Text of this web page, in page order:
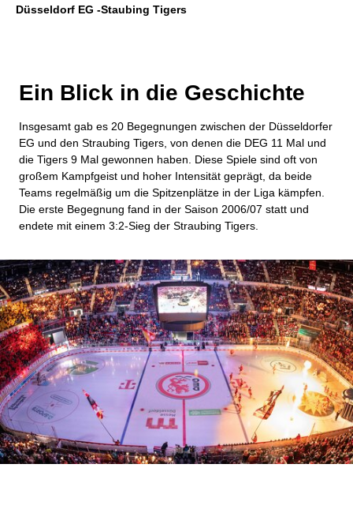
Düsseldorf EG -Staubing Tigers
Ein Blick in die Geschichte
Insgesamt gab es 20 Begegnungen zwischen der Düsseldorfer
EG und den Straubing Tigers, von denen die DEG 11 Mal und
die Tigers 9 Mal gewonnen haben. Diese Spiele sind oft von
großem Kampfgeist und hoher Intensität geprägt, da beide
Teams regelmäßig um die Spitzenplätze in der Liga kämpfen.
Die erste Begegnung fand in der Saison 2006/07 statt und
endete mit einem 3:2-Sieg der Straubing Tigers.